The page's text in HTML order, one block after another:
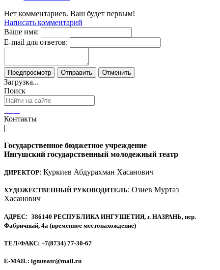
Нет комментариев. Ваш будет первым!
Написать комментарий
Ваше имя:
E-mail для ответов:
Загрузка...
Поиск
Контакты
|
Государственное бюджетное учреждение
Ингушский государственный молодежный театр
ДИРЕКТОР: Куркиев Абдурахман Хасанович
ХУДОЖЕСТВЕННЫЙ РУКОВОДИТЕЛЬ: Озиев Муртаз
Хасанович
АДРЕС: 386140 РЕСПУБЛИКА ИНГУШЕТИЯ, г. НАЗРАНЬ, пер.
Фабричный, 4а (временное местонахождение)
ТЕЛ/ФАКС: +7(8734) 77-30-67
E-MAIL: igmteatr@mail.ru